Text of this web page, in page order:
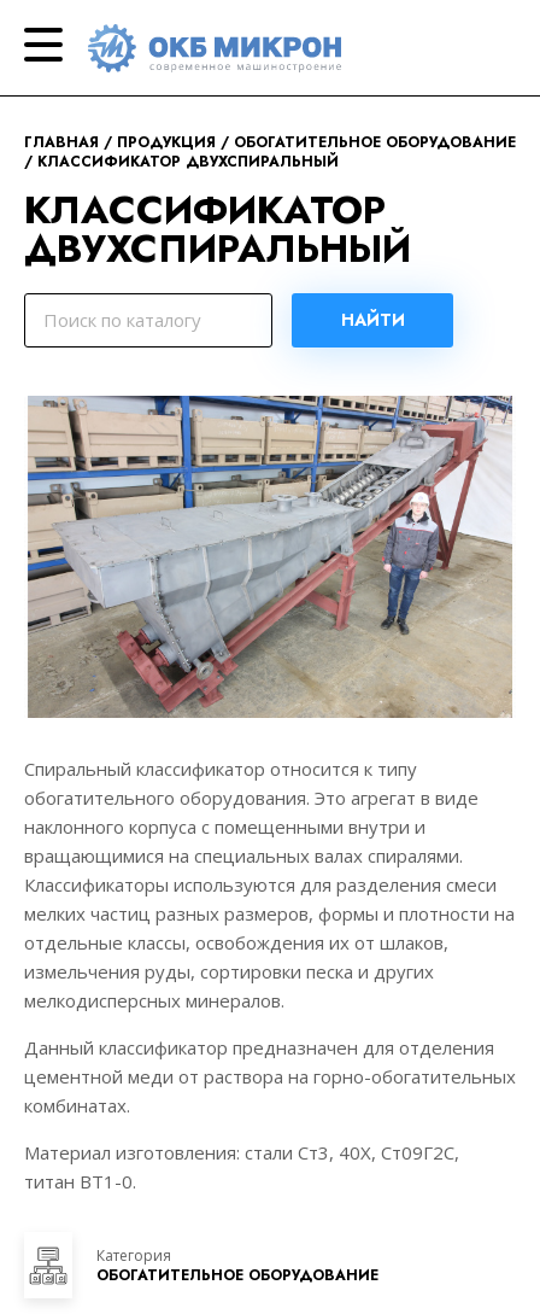
ГЛАВНАЯ ПРОДУКЦИЯ
ОБОГАТИТЕЛЬНОЕ ОБОРУДОВАНИЕ
КЛАССИФИКАТОР ДВУХСПИРАЛЬНЫЙ
КЛАССИФИКАТОР
ДВУХСПИРАЛЬНЫЙ
НАЙТИ
Спиральный классификатор относится к типу
обогатительного оборудования. Это агрегат в виде
наклонного корпуса с помещенными внутри и
вращающимися на специальных валах спиралями.
Классификаторы используются для разделения смеси
мелких частиц разных размеров, формы и плотности на
отдельные классы, освобождения их от шлаков,
измельчения руды, сортировки песка и других
мелкодисперсных минералов.
Данный классификатор предназначен для отделения
цементной меди от раствора на горно-обогатительных
комбинатах.
Материал изготовления: стали Ст3, 40Х, Ст09Г2С,
титан ВТ1-0.
Категория
ОБОГАТИТЕЛЬНОЕ ОБОРУДОВАНИЕ